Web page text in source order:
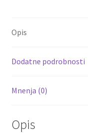
k
Opis
Dodatne podrobnosti
Mnenja (0)
Opis